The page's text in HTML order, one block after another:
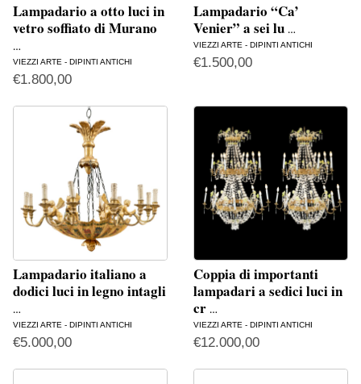
Lampadario a otto luci in
vetro soffiato di Murano
…
VIEZZI ARTE - DIPINTI ANTICHI
€1.800,00
Lampadario “Ca’
Venier” a sei lu …
VIEZZI ARTE - DIPINTI ANTICHI
€1.500,00
Lampadario italiano a
dodici luci in legno intagli
…
VIEZZI ARTE - DIPINTI ANTICHI
€5.000,00
Coppia di importanti
lampadari a sedici luci in
cr …
VIEZZI ARTE - DIPINTI ANTICHI
€12.000,00